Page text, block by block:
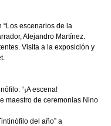
“Los escenarios de la
Alejandro Martínez.
Visita a la exposición y
“¡A escena!
maestro de ceremonias Nino
del año” a